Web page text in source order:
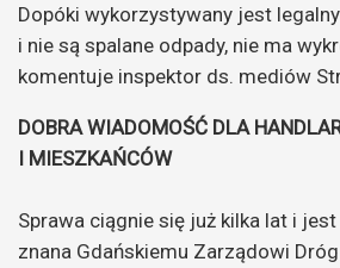
Dopóki wykorzystywany jest legalny
i nie są spalane odpady, nie ma
komentuje inspektor ds. mediów
DOBRA WIADOMOŚĆ DLA
I MIESZKAŃCÓW
Sprawa ciągnie się już kilka lat i
znana Gdańskiemu Zarządowi